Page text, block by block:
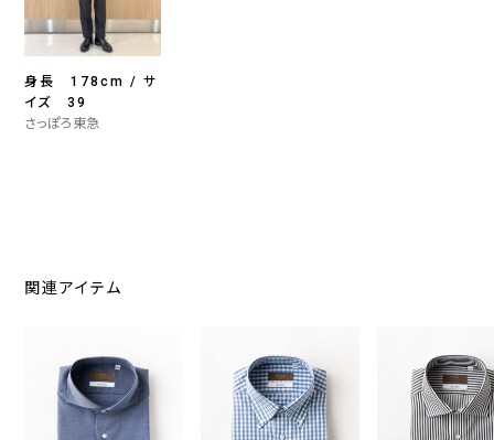
身長 178cm / サ
イズ 39
さっぽろ東急
関連アイテム